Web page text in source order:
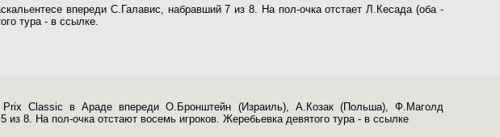
впереди С.Галавис, набравший 7 из 8. На пол-очка отстает Л.Кесада (оба -
тура - в ссылке.
Classic в Араде впереди О.Бронштейн (Израиль), А.Козак (Польша), Ф.Маголд
8. На пол-очка отстают восемь игроков. Жеребьевка девятого тура - в ссылке